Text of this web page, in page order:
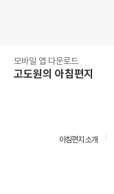
모바일 앱 다운로드
고도원의 아침편지
아침편지 소개